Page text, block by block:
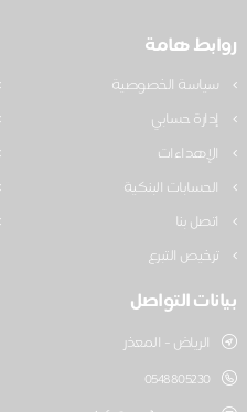
روابط هامة
سياسة الخصوصية
إدارة حسابي
الإهداءات
الحسابات البنكية
اتصل بنا
ترخيص التبرع
بيانات التواصل
الرياض - المعذر
0548805230